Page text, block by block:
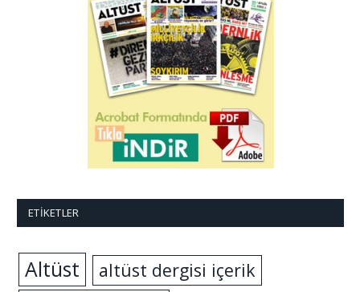
ETIKETLER
Altüst
altüst dergisi içerik